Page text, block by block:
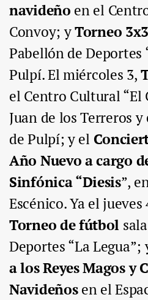
navideño en el
Convoy; yTorneo
Pabellón de Deportes
Pulpí. Elmiércoles 3,
el Centro Cultural “El
Juan de los Terreros y
de Pulpí; y el
Año Nuevo a cargo
Sinfónica “Diesis”,
Escénico. Ya el jueves
Torneo de fútbol sala
Deportes “La
a los Reyes Magos y
Navideños en el